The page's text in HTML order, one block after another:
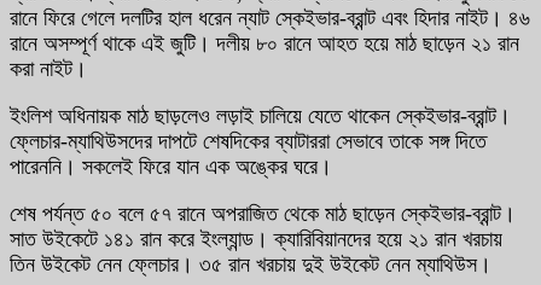
রানে ফিরে গেলে দলটির হাল ধরেন ন্যাট স্কেইভার-ব্রান্ট এবং হিদার নাইট। ৪৬
রানে অসম্পূর্ণ থাকে এই জুটি। দলীয় ৮০ রানে আহত হয়ে মাঠ ছাড়েন ২১ রান
করা নাইট।
ইংলিশ অধিনায়ক মাঠ ছাড়লেও লড়াই চালিয়ে যেতে থাকেন স্কেইভার-ব্রান্ট।
ফ্লেচার-ম্যাথিউসদের দাপটে শেষদিকের ব্যাটাররা সেভাবে তাকে সঙ্গ দিতে
পারেননি। সকলেই ফিরে যান এক অঙ্কের ঘরে।
শেষ পর্যন্ত ৫০ বলে ৫৭ রানে অপরাজিত থেকে মাঠ ছাড়েন স্কেইভার-ব্রান্ট।
সাত উইকেটে ১৪১ রান করে ইংল্যান্ড। ক্যারিবিয়ানদের হয়ে ২১ রান খরচায়
তিন উইকেট নেন ফ্লেচার। ৩৫ রান খরচায় দুই উইকেট নেন ম্যাথিউস।